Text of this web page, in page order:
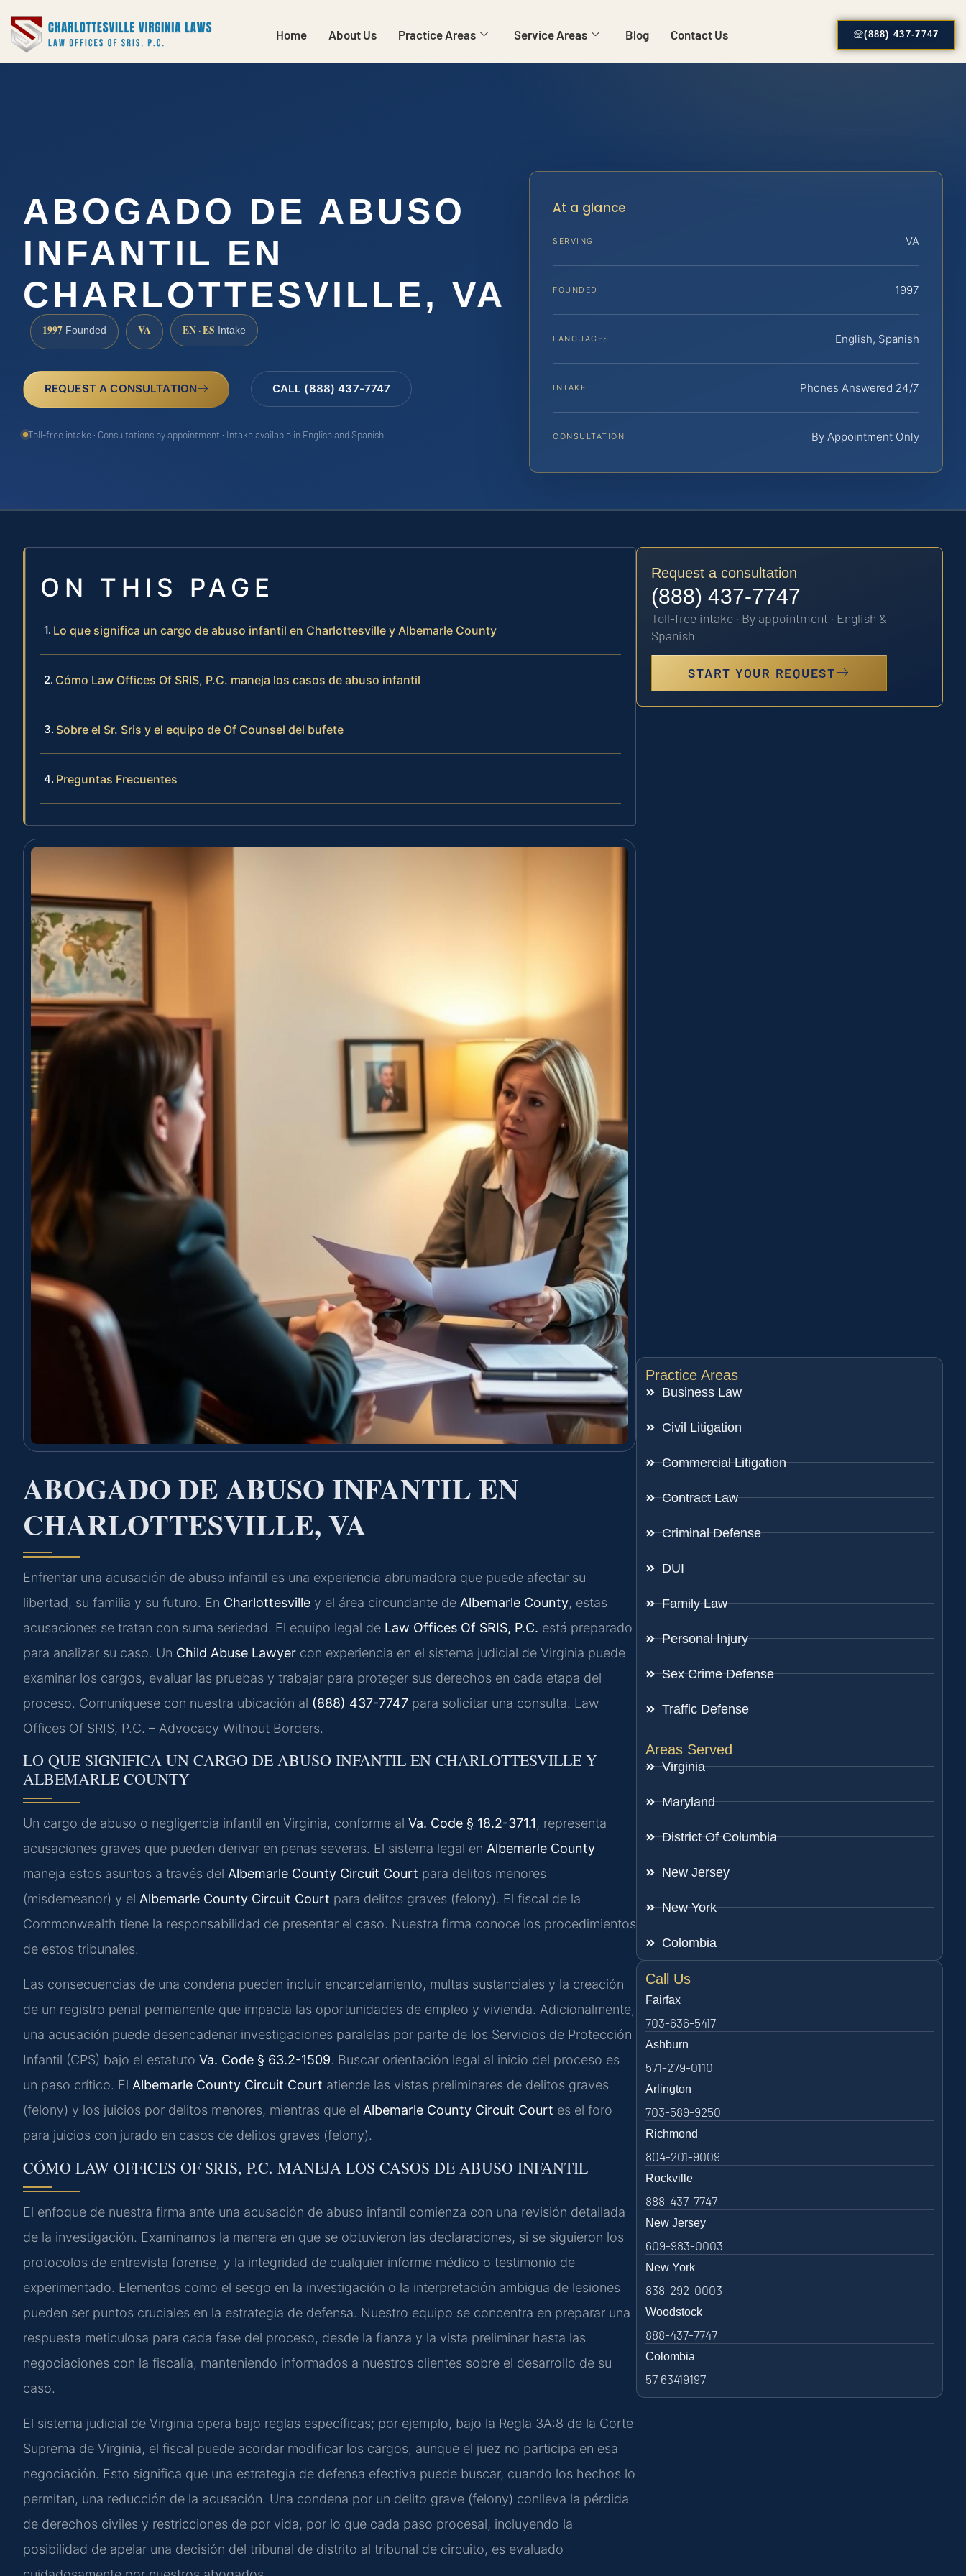
Home About Us Practice Areas Service Areas Blog Contact Us (888) 437-7747
ABOGADO DE ABUSO
INFANTIL EN
CHARLOTTESVILLE, VA
1997 Founded VA EN · ES Intake
REQUEST A CONSULTATION CALL (888) 437-7747
Toll-free intake · Consultations by appointment · Intake available in English and Spanish
At a glance
SERVING VA
FOUNDED 1997
LANGUAGES English, Spanish
INTAKE Phones Answered 24/7
CONSULTATION By Appointment Only
ON THIS PAGE
Lo que significa un cargo de abuso infantil en Charlottesville y Albemarle County
Cómo Law Offices Of SRIS, P.C. maneja los casos de abuso infantil
Sobre el Sr. Sris y el equipo de Of Counsel del bufete
Preguntas Frecuentes
ABOGADO DE ABUSO INFANTIL EN
CHARLOTTESVILLE, VA
Enfrentar una acusación de abuso infantil es una experiencia abrumadora que puede afectar su
libertad, su familia y su futuro. En Charlottesville y el área circundante de Albemarle County, estas
acusaciones se tratan con suma seriedad. El equipo legal de Law Offices Of SRIS, P.C. está preparado
para analizar su caso. Un Child Abuse Lawyer con experiencia en el sistema judicial de Virginia puede
examinar los cargos, evaluar las pruebas y trabajar para proteger sus derechos en cada etapa del
proceso. Comuníquese con nuestra ubicación al (888) 437-7747 para solicitar una consulta. Law
Offices Of SRIS, P.C. – Advocacy Without Borders.
LO QUE SIGNIFICA UN CARGO DE ABUSO INFANTIL EN CHARLOTTESVILLE Y
ALBEMARLE COUNTY
Un cargo de abuso o negligencia infantil en Virginia, conforme al Va. Code § 18.2-371.1, representa
acusaciones graves que pueden derivar en penas severas. El sistema legal en Albemarle County
maneja estos asuntos a través del Albemarle County Circuit Court para delitos menores
(misdemeanor) y el Albemarle County Circuit Court para delitos graves (felony). El fiscal de la
Commonwealth tiene la responsabilidad de presentar el caso. Nuestra firma conoce los procedimientos
de estos tribunales.
Las consecuencias de una condena pueden incluir encarcelamiento, multas sustanciales y la creación
de un registro penal permanente que impacta las oportunidades de empleo y vivienda. Adicionalmente,
una acusación puede desencadenar investigaciones paralelas por parte de los Servicios de Protección
Infantil (CPS) bajo el estatuto Va. Code § 63.2-1509. Buscar orientación legal al inicio del proceso es
un paso crítico. El Albemarle County Circuit Court atiende las vistas preliminares de delitos graves
(felony) y los juicios por delitos menores, mientras que el Albemarle County Circuit Court es el foro
para juicios con jurado en casos de delitos graves (felony).
CÓMO LAW OFFICES OF SRIS, P.C. MANEJA LOS CASOS DE ABUSO INFANTIL
El enfoque de nuestra firma ante una acusación de abuso infantil comienza con una revisión detallada
de la investigación. Examinamos la manera en que se obtuvieron las declaraciones, si se siguieron los
protocolos de entrevista forense, y la integridad de cualquier informe médico o testimonio de
experimentado. Elementos como el sesgo en la investigación o la interpretación ambigua de lesiones
pueden ser puntos cruciales en la estrategia de defensa. Nuestro equipo se concentra en preparar una
respuesta meticulosa para cada fase del proceso, desde la fianza y la vista preliminar hasta las
negociaciones con la fiscalía, manteniendo informados a nuestros clientes sobre el desarrollo de su
caso.
El sistema judicial de Virginia opera bajo reglas específicas; por ejemplo, bajo la Regla 3A:8 de la Corte
Suprema de Virginia, el fiscal puede acordar modificar los cargos, aunque el juez no participa en esa
negociación. Esto significa que una estrategia de defensa efectiva puede buscar, cuando los hechos lo
permitan, una reducción de la acusación. Una condena por un delito grave (felony) conlleva la pérdida
de derechos civiles y restricciones de por vida, por lo que cada paso procesal, incluyendo la
posibilidad de apelar una decisión del tribunal de distrito al tribunal de circuito, es evaluado
Request a consultation
(888) 437-7747
Toll-free intake · By appointment · English &
Spanish
START YOUR REQUEST
Practice Areas
Business Law
Civil Litigation
Commercial Litigation
Contract Law
Criminal Defense
DUI
Family Law
Personal Injury
Sex Crime Defense
Traffic Defense
Areas Served
Virginia
Maryland
District Of Columbia
New Jersey
New York
Colombia
Call Us
Fairfax
703-636-5417
Ashburn
571-279-0110
Arlington
703-589-9250
Richmond
804-201-9009
Rockville
888-437-7747
New Jersey
609-983-0003
New York
838-292-0003
Woodstock
888-437-7747
Colombia
57 63419197